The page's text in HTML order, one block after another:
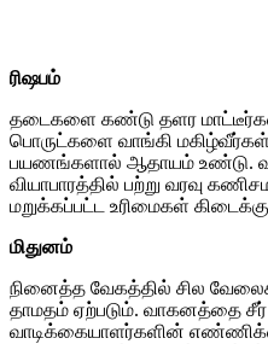
ரிஷபம்
தடைகளை கண்டு தளர
பொருட்களை வாங்கி
பயணங்களால் ஆதாயம் உண்டு.
வியாபாரத்தில் பற்று வரவு
மறுக்கப்பட்ட உரிமைகள்
மிதுனம்
நினைத்த வேகத்தில் சில
தாமதம் ஏற்படும். வாகனத்தை சீர்
வாடிக்கையாளர்களின்